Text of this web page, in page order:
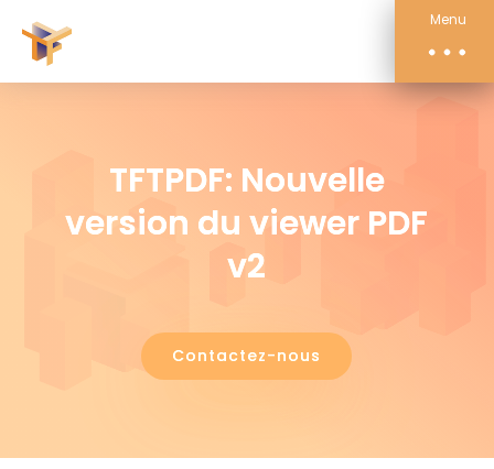
Menu
TFTPDF: Nouvelle
version du viewer PDF
v2
Contactez-nous